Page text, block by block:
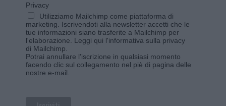
Privacy
Utilizziamo Mailchimp come piattaforma di
marketing. Iscrivendoti alla newsletter accetti che le
tue informazioni siano trasferite a Mailchimp per
l'elaborazione. Leggi qui l'informativa sulla privacy
di Mailchimp
Potrai annullare l'iscrizione in qualsiasi momento
facendo clic sul collegamento nel piè di pagina delle
nostre e-mail.